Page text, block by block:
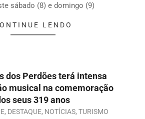
sábado (8) e domingo (9)
LENDO
dos Perdões terá intensa
musical na comemoração
seus 319 anos
, DESTAQUE, NOTÍCIAS, TURISMO